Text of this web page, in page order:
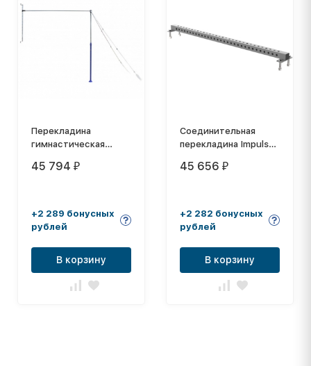
Перекладина
гимнастическая
45 794 ₽
+2 289 бонусных
рублей
В корзину
Соединительная
перекладина Impulse
45 656 ₽
+2 282 бонусных
рублей
В корзину